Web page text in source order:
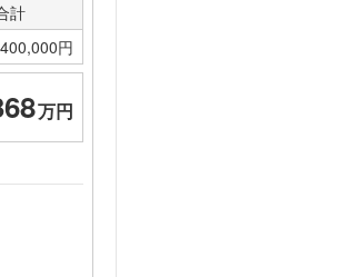
計
400,000円
万円